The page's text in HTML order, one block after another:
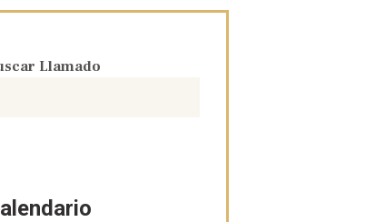
Llamado